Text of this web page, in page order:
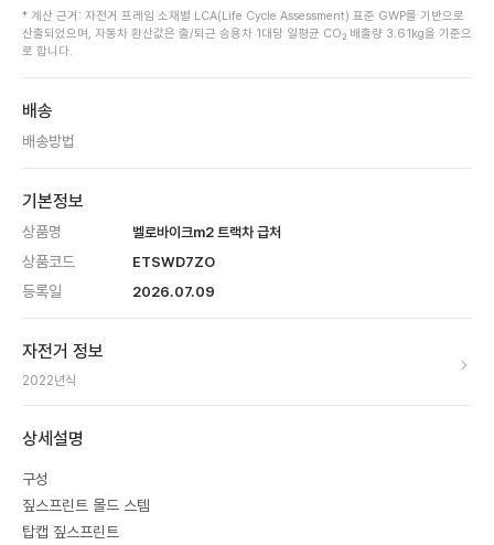
* 계산 근거: 자전거 프레임 소재별 LCA(Life Cycle Assessment) 표준 GWP를 기반으로
산출되었으며, 자동차 환산값은 출/퇴근 승용차 1대당 일평균 CO₂ 배출량 3.61kg을 기준으
로 합니다.
배송
배송방법
기본정보
상품명 벨로바이크m2 트랙차 급처
상품코드 ETSWD7ZO
등록일 2026.07.09
자전거 정보
2022년식
상세설명
구성
짚스프린트 몰드 스템
탑캡 짚스프린트